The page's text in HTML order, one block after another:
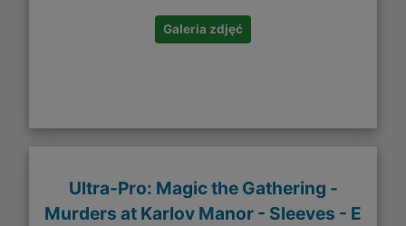
Galeria zdjęć
Ultra-Pro: Magic the Gathering -
Murders at Karlov Manor - Sleeves - E